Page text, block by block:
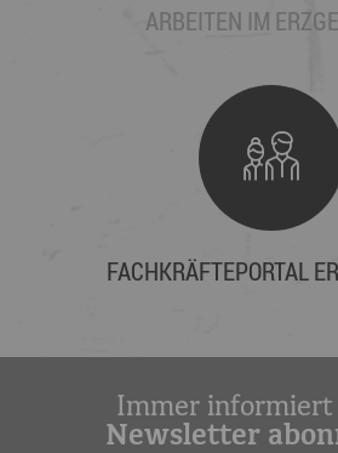
ARBEITEN IM
FACHKRÄFTEPORTAL
Immer informiert
Newsletter